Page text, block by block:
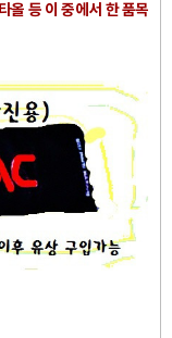
올 등 이 중에서 한 품목